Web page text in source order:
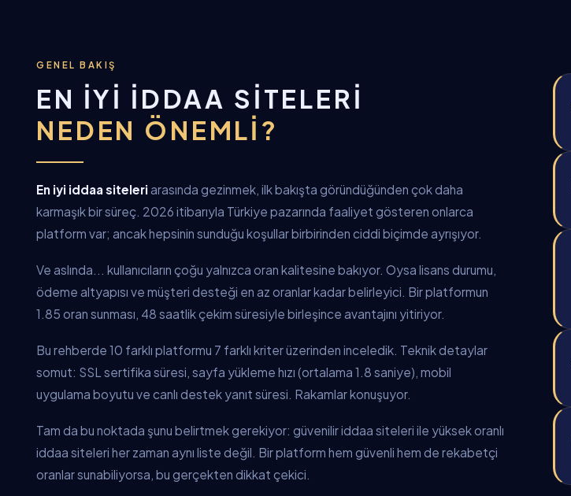
GENEL BAKIŞ
EN İYI İDDAA SITELERI
NEDEN ÖNEMLI?
En iyi iddaa siteleriarasında gezinmek, ilk bakışta göründüğünden çok daha
karmaşık bir süreç. 2026 itibarıyla Türkiye pazarında faaliyet gösteren onlarca
platform var; ancak hepsinin sunduğu koşullar birbirinden ciddi biçimde ayrışıyor.
Ve aslında... kullanıcıların çoğu yalnızca oran kalitesine bakıyor. Oysa lisans durumu,
ödeme altyapısı ve müşteri desteği en az oranlar kadar belirleyici. Bir platformun
1.85 oran sunması, 48 saatlik çekim süresiyle birleşince avantajını yitiriyor.
Bu rehberde 10 farklı platformu 7 farklı kriter üzerinden inceledik. Teknik detaylar
somut: SSL sertifika süresi, sayfa yükleme hızı (ortalama 1.8 saniye), mobil
uygulama boyutu ve canlı destek yanıt süresi. Rakamlar konuşuyor.
Tam da bu noktada şunu belirtmek gerekiyor: güvenilir iddaa siteleri ile yüksek oranlı
iddaa siteleri her zaman aynı liste değil. Bir platform hem güvenli hem de rekabetçi
oranlar sunabiliyorsa, bu gerçekten dikkat çekici.